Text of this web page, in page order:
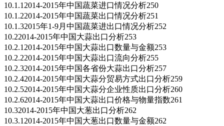
10.1.12014-2015年中国蔬菜进口情况分析250
10.1.22014-2015年中国蔬菜出口情况分析251
10.1.32015年1-9月中国蔬菜进出口情况分析252
10.22014-2015年中国大蒜出口分析253
10.2.12014-2015年中国大蒜出口数量与金额253
10.2.22014-2015年中国大蒜出口流向分析255
10.2.32014-2015年中国各省份大蒜出口分析257
10.2.42014-2015年中国大蒜分贸易方式出口分析259
10.2.52014-2015年中国大蒜分企业性质出口分析260
10.2.62014-2015年中国大蒜出口价格与物量指数261
10.32014-2015年中国大葱出口分析262
10.3.12014-2015年中国大葱出口数量与金额262